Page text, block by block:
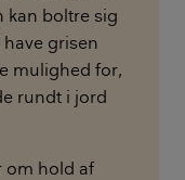
kan boltre sig
grisen
mulighed for,
rundt i jord
om hold af